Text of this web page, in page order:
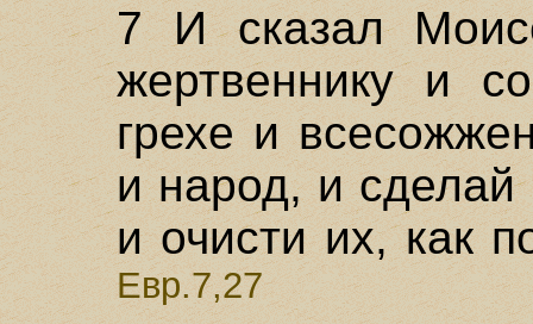
7 И сказал
жертвеннику и
грехе и
и народ, и
и очисти их, как
Евр.7,27